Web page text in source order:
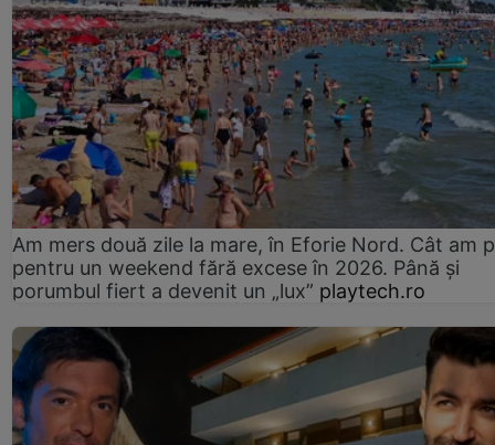
Am mers două zile la mare, în Eforie Nord. Cât am
pentru un weekend fără excese în 2026. Până și
porumbul fiert a devenit un „lux” playtech.ro